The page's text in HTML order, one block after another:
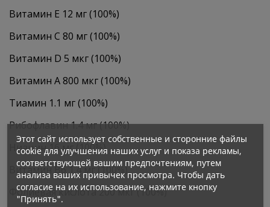
Витамин E 12 мг (100%)
Витамин C 80 мг (100%)
Витамин D 5 мкг (100%)
Витамин A 800 мкг (100%)
Тиамин 1.1 мг (100%)
Рибофлавин 1.4 мг (100%)
Ниацин 16 мг (100%)
Витамин B6 1.4 мг (100%)
Фолиевая кислота 200 мкг (100%)
Этот сайт использует собственные и сторонние файлы
cookie для улучшения наших услуг и показа рекламы,
соответствующей вашим предпочтениям, путем
анализа ваших привычек просмотра. Чтобы дать
согласие на их использование, нажмите кнопку
"Принять".